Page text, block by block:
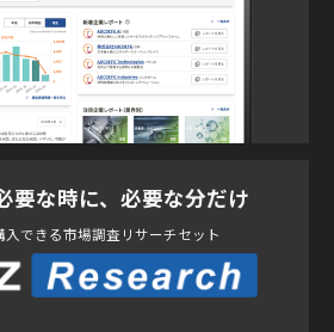
な時に、必要な分だけ
入できる市場調査リサーチセット